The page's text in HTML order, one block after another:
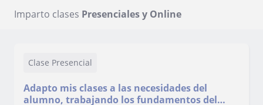
Imparto clases Presenciales y Online
Clase Presencial
Adapto mis clases a las necesidades del
alumno, trabajando los fundamentos del